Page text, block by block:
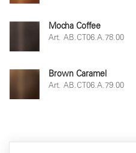
Mocha Coffee
Art. AB.CT06.A.78.00
Brown Caramel
Art. AB.CT06.A.79.00